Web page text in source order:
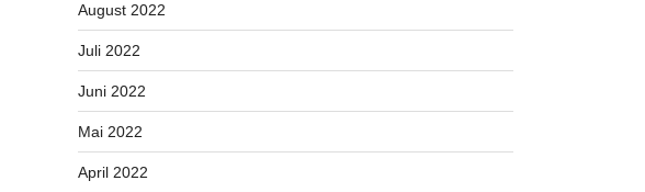
August 2022
Juli 2022
Juni 2022
Mai 2022
April 2022